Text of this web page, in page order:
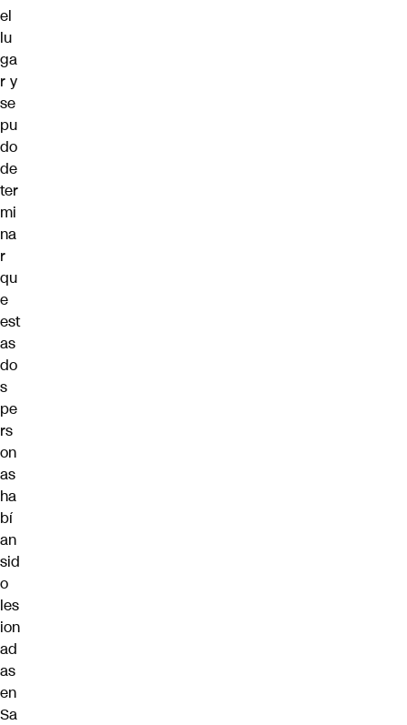
el
lu
ga
r y
se
pu
do
de
ter
mi
na
r
qu
e
est
as
do
s
pe
rs
on
as
ha
bí
an
sid
o
les
ion
ad
as
en
Sa